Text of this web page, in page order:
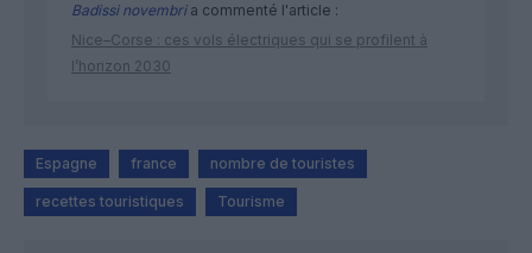
Badissi novembria commenté l'article :
Nice–Corse : ces vols électriques qui se profilent à
l’horizon 2030
Espagne france nombre de touristes
recettes touristiques Tourisme